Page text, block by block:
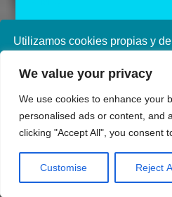
Utilizamos cookies propias y
navegando, consideramos que
política de cookies consulte
privacidad
We value your privacy
We use cookies to enhance your
personalised ads or content, and
clicking "Accept All", you consent
Customise Reject
Diseñado por
Share